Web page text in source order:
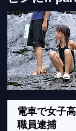
電車で女子
職員逮捕